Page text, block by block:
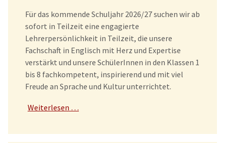
Für das kommende Schuljahr 2026/27 suchen wir ab
sofort in Teilzeit eine engagierte
Lehrerpersönlichkeit in Teilzeit, die unsere
Fachschaft in Englisch mit Herz und Expertise
verstärkt und unsere SchülerInnen in den Klassen 1
bis 8 fachkompetent, inspirierend und mit viel
Freude an Sprache und Kultur unterrichtet.
Weiterlesen …